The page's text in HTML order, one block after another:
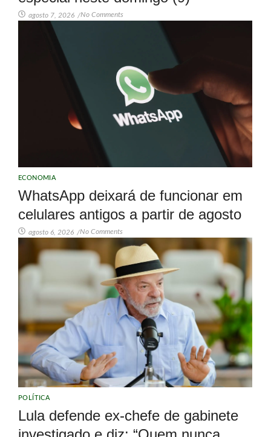
agosto 7, 2026 /No Comments
ECONOMIA
WhatsApp deixará de funcionar em
celulares antigos a partir de agosto
agosto 6, 2026 /No Comments
POLÍTICA
Lula defende ex-chefe de gabinete